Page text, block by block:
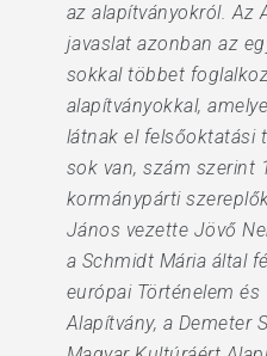
az alapítványokról. Az
javaslat azonban az
sokkal többet
alapítványokkal,
látnak el felsőoktatási
sok van, szám szerint
kormánypárti
János vezette Jövő
a Schmidt Mária által
európai Történelem
Alapítvány, a Demeter